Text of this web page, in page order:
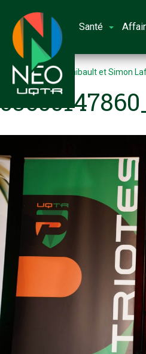
Santé
Accueil Marick Thibault et Simon